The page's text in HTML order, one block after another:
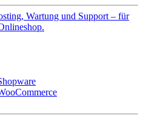
Wartung und Support – für